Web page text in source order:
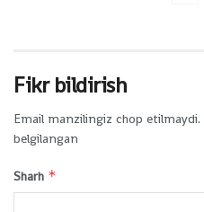
Fikr bildirish
Email manzilingiz chop etilmaydi.
belgilangan
Sharh *